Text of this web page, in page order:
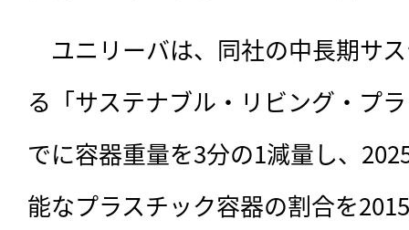
ユニリーバは、同社の中長期サ
る「サステナブル・リビング・プ
でに容器重量を3分の1減量し、
能なプラスチック容器の割合を